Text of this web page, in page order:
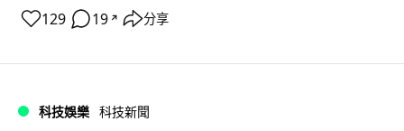
129 19 ↗ 分享
科技娛樂 科技新聞